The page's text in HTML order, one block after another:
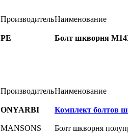
ПроизводительНаименование
PE Болт шкворня
ПроизводительНаименование
ONYARBI Комплект болтов
MANSONS Болт шкворня